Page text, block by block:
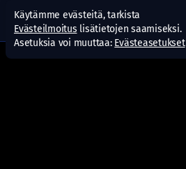
Käytämme evästeitä, tarkista
Evästeilmoitus lisätietojen saamiseksi.
Asetuksia voi muuttaa: Evästeasetukset